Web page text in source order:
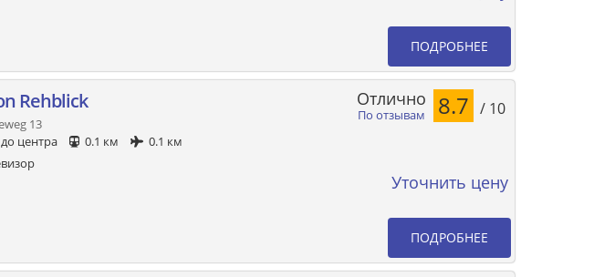
ПОДРОБНЕЕ
Rehblick
13
центра
0.1 км
0.1 км
По отзывам
Отлично 8.7 / 10
Уточнить цену
ПОДРОБНЕЕ